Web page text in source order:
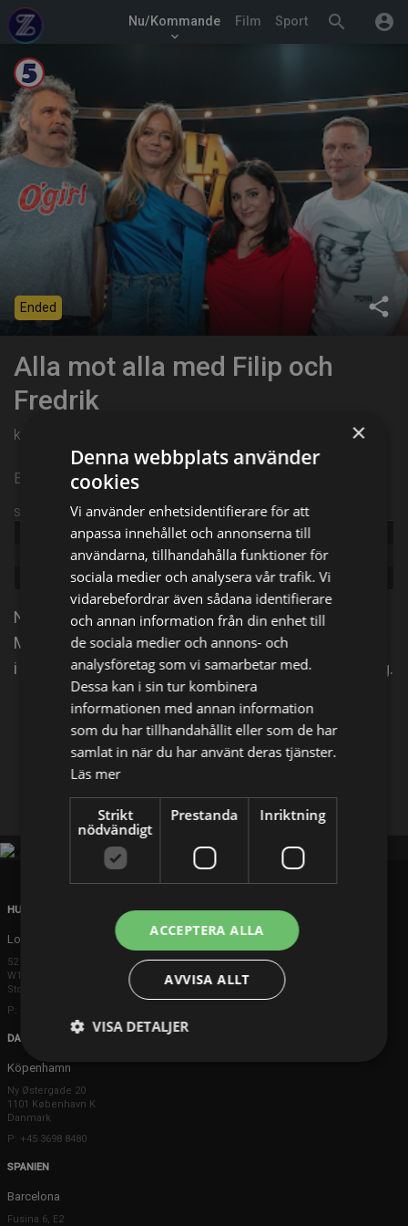
search account_circle
Nu/Kommande
keyboard_arrow_down
Film Sport
share
Ended
Alla mot alla med Filip och
Fredrik
kl. 13:55 på Kanal 5
Episode 4
Sändningsinformation
Publicerad: 2024
Ny drömduo debuterar
Underhållning
Nya vinnarskalle-duon Jennifer Kücükaslan och
Magnus Betnér hoppas kunna hålla premiärnerverna
i schack mot Ebba Kleberg von Sydow och Erik Haag.
Facebook
HUVUDKONTOR
London
52 Brook Street
W1K 5DS London
Storbritannien
P: +44 203 608 8181
DANMARK
Köpenhamn
Ny Østergade 20
1101 København K
Danmark
P: +45 3698 8480
SPANIEN
Barcelona
Fusina 6, E2
×
Denna webbplats använder
cookies
Vi använder enhetsidentifierare för att
anpassa innehållet och annonserna till
användarna, tillhandahålla funktioner för
sociala medier och analysera vår trafik. Vi
vidarebefordrar även sådana identifierare
och annan information från din enhet till
de sociala medier och annons- och
analysföretag som vi samarbetar med.
Dessa kan i sin tur kombinera
informationen med annan information
som du har tillhandahållit eller som de har
samlat in när du har använt deras tjänster.
Läs mer
Strikt
nödvändigt
Prestanda Inriktning
ACCEPTERA ALLA
AVVISA ALLT
VISA DETALJER